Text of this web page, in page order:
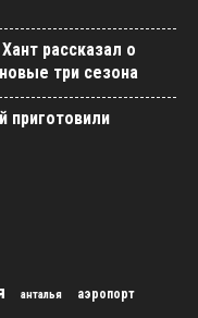
рассказал о
три сезона
приготовили
анталья аэропорт